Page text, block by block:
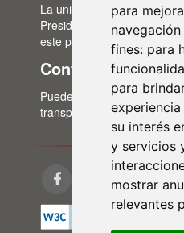
para
fines: para
para
su interés
y servicios
mostrar
relevantes
La unidad de Innovación
Presidencia, es la
este portal de transparencia.
Contacto
Puedes contactar con
transparencia@lasalina.es